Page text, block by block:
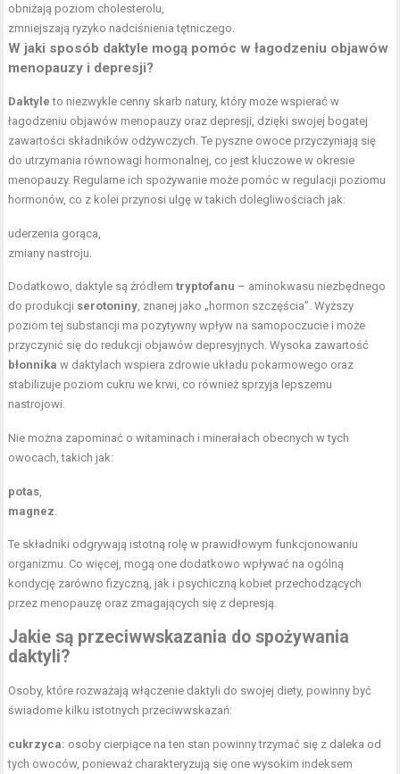
obniżają poziom cholesterolu,
zmniejszają ryzyko nadciśnienia tętniczego.
W jaki sposób daktyle mogą pomóc w łagodzeniu objawów
menopauzy i depresji?
Daktyle to niezwykle cenny skarb natury, który może wspierać w
łagodzeniu objawów menopauzy oraz depresji, dzięki swojej bogatej
zawartości składników odżywczych. Te pyszne owoce przyczyniają się
do utrzymania równowagi hormonalnej, co jest kluczowe w okresie
menopauzy. Regularne ich spożywanie może pomóc w regulacji poziomu
hormonów, co z kolei przynosi ulgę w takich dolegliwościach jak:
uderzenia gorąca,
zmiany nastroju.
Dodatkowo, daktyle są źródłemtryptofanu – aminokwasu niezbędnego
do produkcji serotoniny , znanej jako „hormon szczęścia”. Wyższy
poziom tej substancji ma pozytywny wpływ na samopoczucie i może
przyczynić się do redukcji objawów depresyjnych. Wysoka zawartość
błonnika w daktylach wspiera zdrowie układu pokarmowego oraz
stabilizuje poziom cukru we krwi, co również sprzyja lepszemu
nastrojowi.
Nie można zapominać o witaminach i minerałach obecnych w tych
owocach, takich jak:
potas
magnez
Te składniki odgrywają istotną rolę w prawidłowym funkcjonowaniu
organizmu. Co więcej, mogą one dodatkowo wpływać na ogólną
kondycję zarówno fizyczną, jak i psychiczną kobiet przechodzących
przez menopauzę oraz zmagających się z depresją.
Jakie są przeciwwskazania do spożywania
daktyli?
Osoby, które rozważają włączenie daktyli do swojej diety, powinny być
świadome kilku istotnych przeciwwskazań:
cukrzyca: osoby cierpiące na ten stan powinny trzymać się z daleka od
tych owoców, ponieważ charakteryzują się one wysokim indeksem